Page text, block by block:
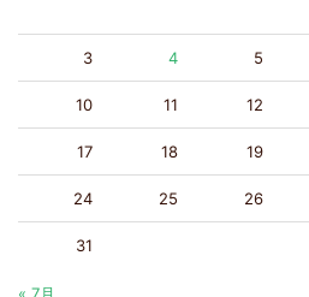
3 4 5
10 11 12
17 18 19
24 25 26
31